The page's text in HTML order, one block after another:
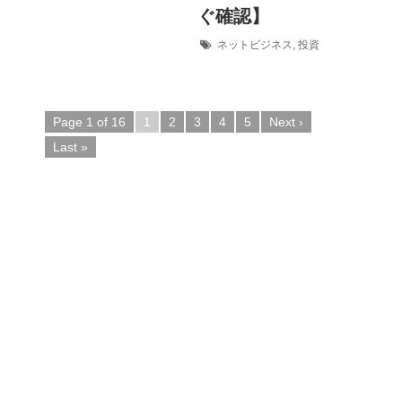
ぐ確認】
ネットビジネス, 投資
Page 1 of 16 1 2 3 4 5
Next ›
Last »